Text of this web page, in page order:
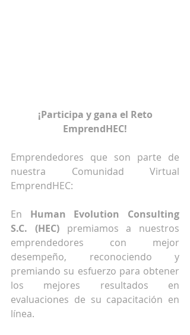
¡Participa y gana el Reto
EmprendHEC!
Emprendedores que son parte de
nuestra Comunidad Virtual
EmprendHEC:
En Human Evolution Consulting
S.C. (HEC) premiamos a nuestros
emprendedores con mejor
desempeño, reconociendo y
premiando su esfuerzo para obtener
los mejores resultados en
evaluaciones de su capacitación en
línea.